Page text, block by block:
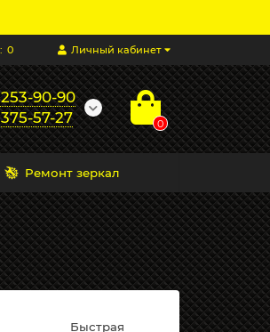
Личный кабинет
0
90-90
57-27
0
Ремонт зеркал
Быстрая